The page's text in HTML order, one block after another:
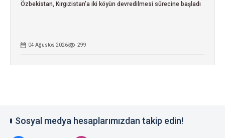
Özbekistan, Kırgızistan'a iki köyün devredilmesi sürecine başladı
04 Ağustos 2026 299
Sosyal medya hesaplarımızdan takip edin!